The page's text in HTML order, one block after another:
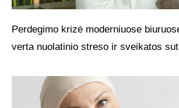
Perdegimo krizė moderniuose
verta nuolatinio streso ir sveikatos